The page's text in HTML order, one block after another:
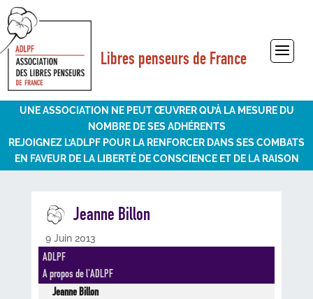
Libres penseurs de France
Sélectionner une page
UNE ASSOCIATION NE PEUT ŒUVRER QU’À LA MESURE DU
NOMBRE DE SES ADHÉRENTS
REJOIGNEZ L’ADLPF POUR LA RENFORCER DANS SES COMBATS
EN FAVEUR DE LA LIBERTÉ DE CONSCIENCE ET DE LA RAISON
Jeanne Billon
9 Juin 2013
ADLPF
A propos de l'ADLPF
Jeanne Billon